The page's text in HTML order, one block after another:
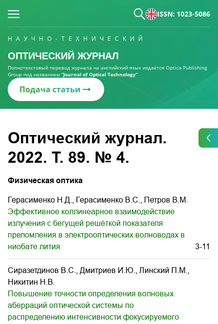
ISSN: 1023-5086
НАУЧНО-ТЕХНИЧЕСКИЙ
ОПТИЧЕСКИЙ ЖУРНАЛ
Полнотекстовый перевод журнала на английский язык издаётся Optica Publishing
Group под названием “Journal of Optical Technology“
Подача статьи
Оптический журнал.
2022. Т. 89. № 4.
Физическая оптика
Герасименко Н.Д., Герасименко В.С., Петров В.М.
Эффективное коллинеарное взаимодействие
излучения с бегущей решёткой показателя
преломления в электрооптических волноводах в
ниобате лития
3-11
Сиразетдинов В.С., Дмитриев И.Ю., Линский П.М.,
Никитин Н.В.
Повышение точности определения волновых
аберраций оптической системы по
распределению интенсивности фокусируемого